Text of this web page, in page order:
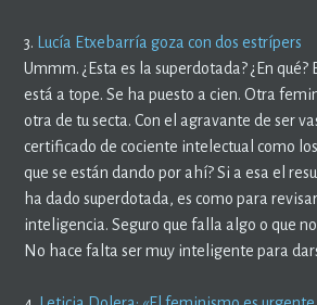
3. Lucía Etxebarría goza con dos estrípers
Ummm. ¿Esta es la superdotada? ¿En qué?
está a tope. Se ha puesto a cien. Otra
otra de tu secta. Con el agravante de ser
certificado de cociente intelectual como
que se están dando por ahí? Si a esa el
ha dado superdotada, es como para
inteligencia. Seguro que falla algo o que
No hace falta ser muy inteligente para